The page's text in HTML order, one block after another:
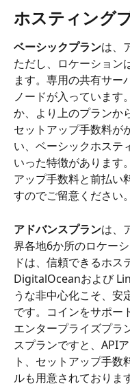
ホスティング
ベーシックプランは、
ただし、ロケーション
ます。専用の共有サー
ノードが入っています
か、より上のプランか
セットアップ手数料が
い、ベーシックホステ
いった特徴があります。
アップ手数料と前払い
すのでご留意ください。
アドバンスプランは、
界各地6か所のロケー
ドは、信頼できるホス
DigitalOceanおよび
うな非中心化こそ、安
です。コインをサポー
エンタープライズプラ
スプランですと、API
ト、セットアップ手
ルも用意されております